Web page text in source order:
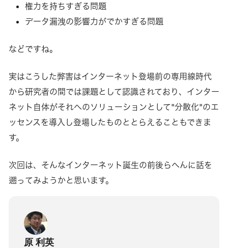
権力を持ちすぎる問題
データ漏洩の影響力がでかすぎる問題
などですね。
実はこうした弊害はインターネット登場前の専用線時代
から研究者の間では課題として認識されており、インター
ネット自体がそれへのソリューションとして"分散化"のエ
ッセンスを導入し登場したものととらえることもできま
す。
次回は、そんなインターネット誕生の前後らへんに話を
遡ってみようかと思います。
原 利英